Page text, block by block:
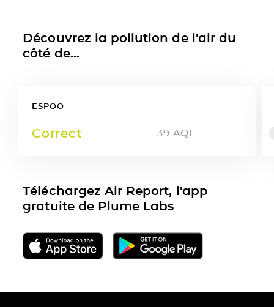
Découvrez la pollution de l'air du
côté de...
ESPOO
Correct 39 AQI
Téléchargez Air Report, l'app
gratuite de Plume Labs